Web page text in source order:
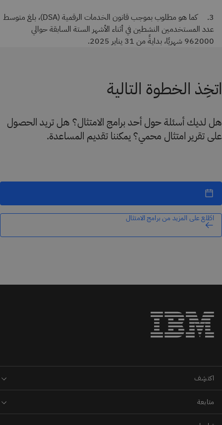
3. كما هو مطلوب بموجب قانون الخدمات الرقمية (DSA)، بلغ متوسط
عدد المستخدمين النشطين في أثناء الأشهر الستة السابقة حوالي
962000 شهريًا، بدايةً من 31 يناير 2025.
اتخِذ الخطوة التالية
هل لديك أسئلة حول أحد برامج الامتثال؟ هل تريد الحصول
على تقرير امتثال محمي؟ يمكننا تقديم المساعدة.
اطّلع على المزيد من برامج الامتثال